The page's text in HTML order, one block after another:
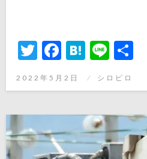
Twitter
Facebook
Hatena
Line
投
日:
2022年5月2日 シロピロ